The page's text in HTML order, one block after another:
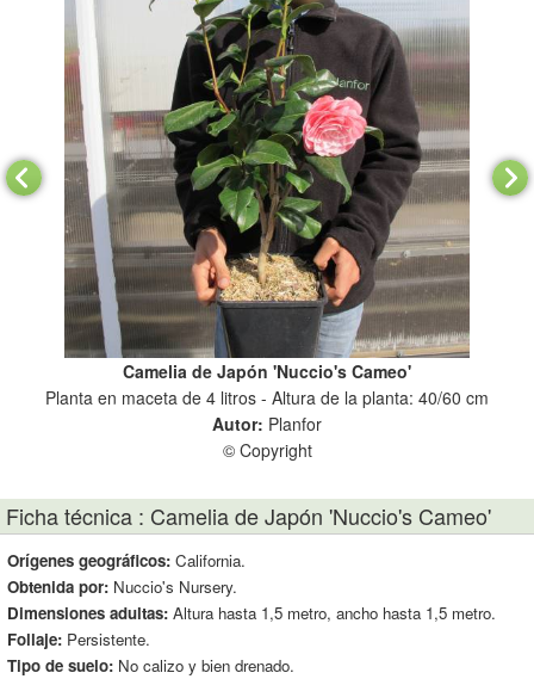
Camelia de Japón 'Nuccio's Cameo'
Planta en maceta de 4 litros - Altura de la planta: 40/60 cm
Autor: Planfor
© Copyright
Ficha técnica : Camelia de Japón 'Nuccio's Cameo'
Orígenes geográficos: California.
Obtenida por: Nuccio's Nursery.
Dimensiones adultas: Altura hasta 1,5 metro, ancho hasta 1,5 metro.
Follaje: Persistente.
Tipo de suelo: No calizo y bien drenado.